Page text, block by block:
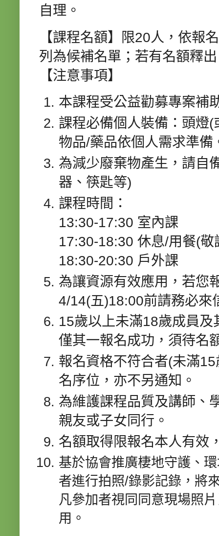
自理。
【課程名額】限20人，依報
列為候補名單；若有名額釋
【注意事項】
本課程受公益勸募專案補
課程必備個人裝備：頭燈
物品/藥品依個人需求準備
為減少廢棄物產生，請自
器、筷匙等)
課程時間：
13:30-17:30 室內課
17:30-18:30 休息/用餐(敬
18:30-20:30 戶外課
為讓資源有效應用，若您
4/14(五)18:00前請務必來
15歲以上未滿18歲成員
僅其一報名成功，須待名
報名資格不符合者(未滿
名序位，亦不另通知。
為維護課程品質及講師、
親友或子女同行。
名額取得限報名本人有效
基於協會推廣棲地守護、
者進行拍照/錄影記錄，將
凡參加者視同同意現場照
用。